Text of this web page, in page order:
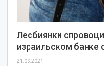
Лесбиянки
израильском банке
21.09.2021